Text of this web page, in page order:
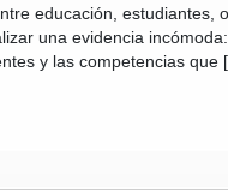
educación, estudiantes,
una evidencia
y las competencias